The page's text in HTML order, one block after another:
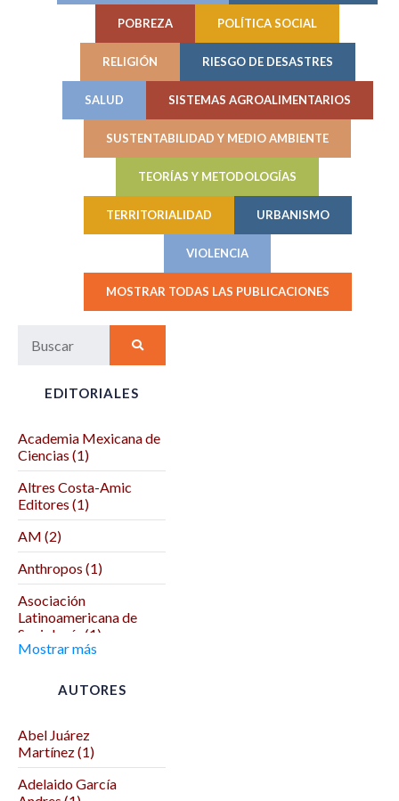
POBREZA POLÍTICA SOCIAL
RELIGIÓN RIESGO DE DESASTRES
SALUD SISTEMAS AGROALIMENTARIOS
SUSTENTABILIDAD Y MEDIO AMBIENTE
TEORÍAS Y METODOLOGÍAS
TERRITORIALIDAD URBANISMO
VIOLENCIA
MOSTRAR TODAS LAS PUBLICACIONES
EDITORIALES
Academia Mexicana de
Ciencias (1)
Altres Costa-Amic
Editores (1)
AM (2)
Anthropos (1)
Asociación
Latinoamericana de
Sociología (1)
de Ciencias Políticas (1)
Benemérita Universidad
Autónoma de Puebla (2)
Benemérita y
Mostrar más
AUTORES
Abel Juárez
Martínez (1)
Adelaido García